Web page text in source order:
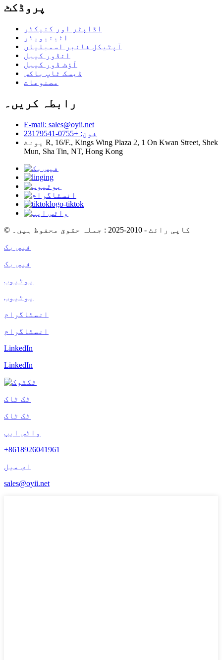
پروڈکٹ
اڈاپٹر اور کنیکٹر
اٹینیویٹر
آپٹیکل فائبر اسمبلیاں
انڈور کیبل
آؤٹ ڈور کیبل
ڈیسک ٹاپ باکس
مصنوعات
رابطہ کریں۔
E-mail: sales@oyii.net
فون: +0755-23179541
یونٹ R, 16/F., Kings Wing Plaza 2, 1 On Kwan Street, Shek
Mun, Sha Tin, NT, Hong Kong
© کاپی رائٹ - 2010-2025 : جملہ حقوق محفوظ ہیں۔
فیس بک
فیس بک
یوٹیوب
یوٹیوب
انسٹاگرام
انسٹاگرام
LinkedIn
LinkedIn
ٹک ٹاک
ٹک ٹاک
واٹس ایپ
+8618926041961
ای میل
sales@oyii.net